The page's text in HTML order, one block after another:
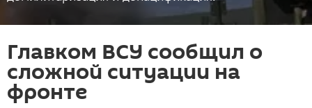
Главком ВСУ сообщил о
сложной ситуации на
фронте